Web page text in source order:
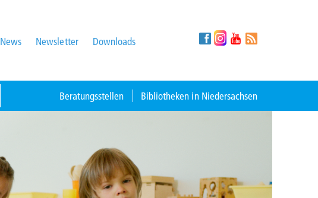
News Newsletter Downloads
Beratungsstellen Bibliotheken in Niedersachsen